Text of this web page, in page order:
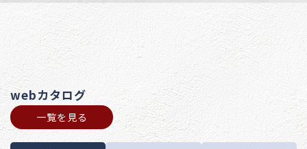
webカタログ
一覧を見る